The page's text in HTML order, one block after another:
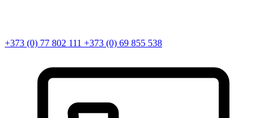
+373 (0) 77 802 111 +373 (0) 69 855 538